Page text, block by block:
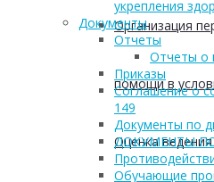
Организация
помощи в
Оценка
укрепления
Документы
Отчеты
Отчеты о
Приказы
Соглашение о
149
Документы по
ДОКУМЕНТЫ ПО
Обучающие